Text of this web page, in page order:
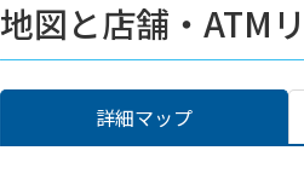
地図と店舗・ATM
詳細マップ